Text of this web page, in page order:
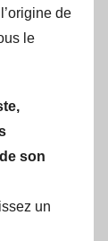
de
le
son
un